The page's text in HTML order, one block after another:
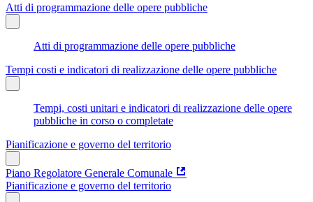
Atti di programmazione delle opere pubbliche
Atti di programmazione delle opere pubbliche
Tempi costi e indicatori di realizzazione delle opere pubbliche
Tempi, costi unitari e indicatori di realizzazione delle opere
pubbliche in corso o completate
Pianificazione e governo del territorio
Piano Regolatore Generale Comunale
Pianificazione e governo del territorio